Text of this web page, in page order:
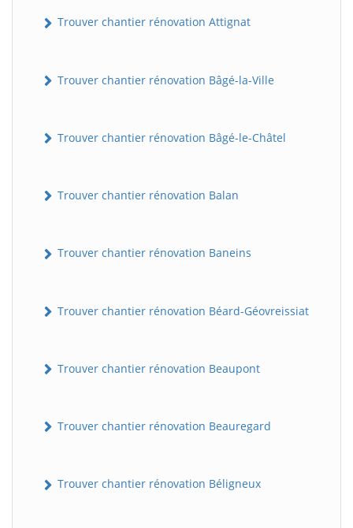
Trouver chantier rénovation Attignat
Trouver chantier rénovation Bâgé-la-Ville
Trouver chantier rénovation Bâgé-le-Châtel
Trouver chantier rénovation Balan
Trouver chantier rénovation Baneins
Trouver chantier rénovation Béard-Géovreissiat
Trouver chantier rénovation Beaupont
Trouver chantier rénovation Beauregard
Trouver chantier rénovation Béligneux